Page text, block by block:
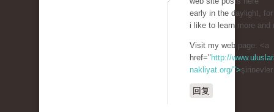
early in the daylight,
i like to learn more and
Visit my web page: <a
href=" http://
nakliyat.org/">
回复